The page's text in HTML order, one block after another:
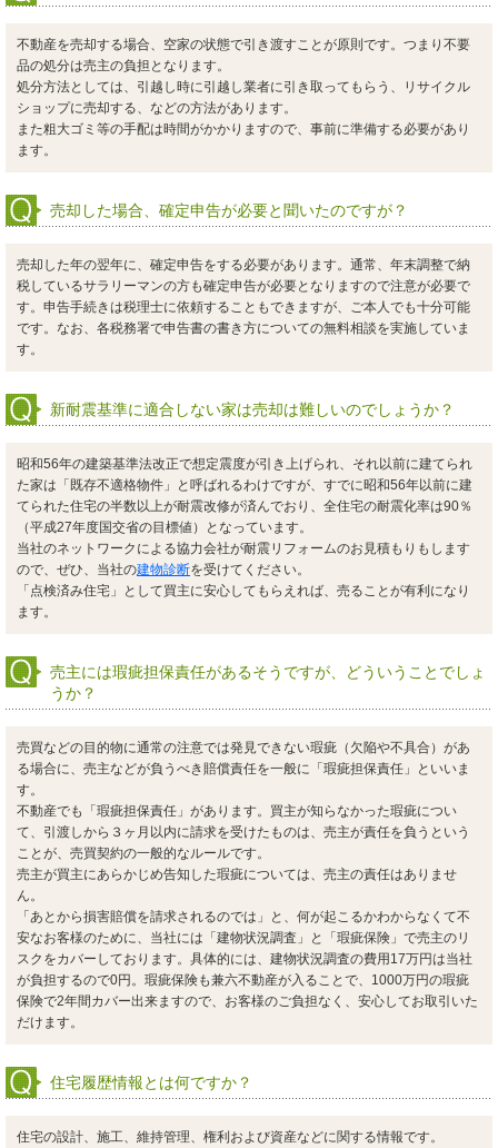
不動産を売却する場合、空家の状態で引き渡すことが原則です。つまり不要
品の処分は売主の負担となります。
処分方法としては、引越し時に引越し業者に引き取ってもらう、リサイクル
ショップに売却する、などの方法があります。
また粗大ゴミ等の手配は時間がかかりますので、事前に準備する必要があり
ます。
売却した場合、確定申告が必要と聞いたのですが？
売却した年の翌年に、確定申告をする必要があります。通常、年末調整で納
税しているサラリーマンの方も確定申告が必要となりますので注意が必要で
す。申告手続きは税理士に依頼することもできますが、ご本人でも十分可能
です。なお、各税務署で申告書の書き方についての無料相談を実施していま
す。
新耐震基準に適合しない家は売却は難しいのでしょうか？
昭和56年の建築基準法改正で想定震度が引き上げられ、それ以前に建てられ
た家は「既存不適格物件」と呼ばれるわけですが、すでに昭和56年以前に建
てられた住宅の半数以上が耐震改修が済んでおり、全住宅の耐震化率は90％
（平成27年度国交省の目標値）となっています。
当社のネットワークによる協力会社が耐震リフォームのお見積もりもします
ので、ぜひ、当社の建物診断を受けてください。
「点検済み住宅」として買主に安心してもらえれば、売ることが有利になり
ます。
売主には瑕疵担保責任があるそうですが、どういうことでしょ
うか？
売買などの目的物に通常の注意では発見できない瑕疵（欠陥や不具合）があ
る場合に、売主などが負うべき賠償責任を一般に「瑕疵担保責任」といいま
す。
不動産でも「瑕疵担保責任」があります。買主が知らなかった瑕疵につい
て、引渡しから３ヶ月以内に請求を受けたものは、売主が責任を負うという
ことが、売買契約の一般的なルールです。
売主が買主にあらかじめ告知した瑕疵については、売主の責任はありませ
ん。
「あとから損害賠償を請求されるのでは」と、何が起こるかわからなくて不
安なお客様のために、当社には「建物状況調査」と「瑕疵保険」で売主のリ
スクをカバーしております。具体的には、建物状況調査の費用17万円は当社
が負担するので0円。瑕疵保険も兼六不動産が入ることで、1000万円の瑕疵
保険で2年間カバー出来ますので、お客様のご負担なく、安心してお取引いた
だけます。
住宅履歴情報とは何ですか？
住宅の設計、施工、維持管理、権利および資産などに関する情報です。